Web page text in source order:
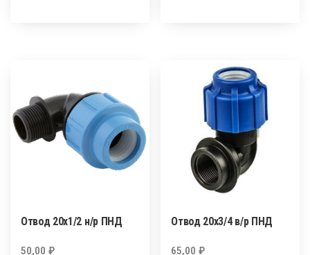
Отвод 20х1/2 н/р ПНД
50,00 ₽
Отвод 20х3/4 в/р ПНД
65,00₽